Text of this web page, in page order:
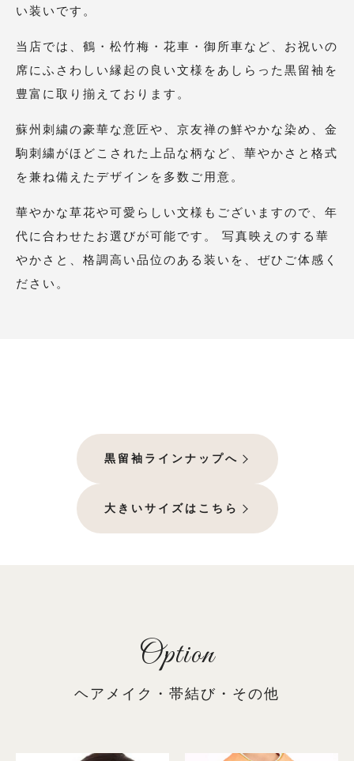
い装いです。
当店では、鶴・松竹梅・花車・御所車など、お祝いの
席にふさわしい縁起の良い文様をあしらった黒留袖を
豊富に取り揃えております。
蘇州刺繍の豪華な意匠や、京友禅の鮮やかな染め、金
駒刺繍がほどこされた上品な柄など、華やかさと格式
を兼ね備えたデザインを多数ご用意。
華やかな草花や可愛らしい文様もございますので、年
代に合わせたお選びが可能です。 写真映えのする華
やかさと、格調高い品位のある装いを、ぜひご体感く
ださい。
黒留袖ラインナップへ
大きいサイズはこちら
Option
ヘアメイク・帯結び・その他